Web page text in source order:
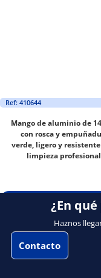
Ref: 410644
Mango de aluminio de
con rosca y
verde, ligero y
limpieza
¿En
Haznos
Contacto